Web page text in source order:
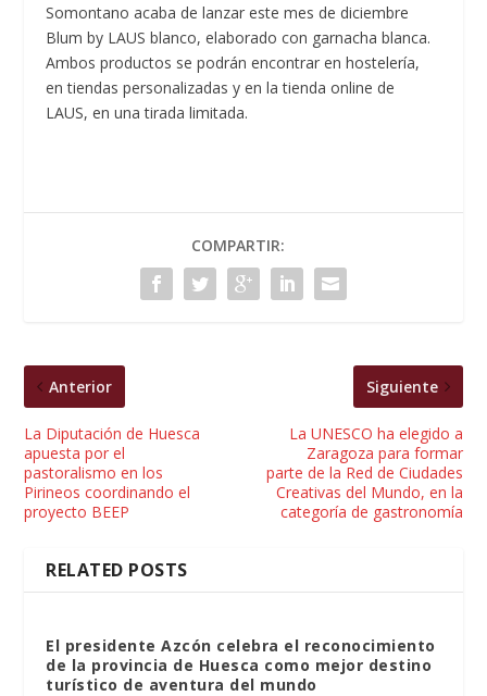
Somontano acaba de lanzar este mes de diciembre
Blum by LAUS blanco, elaborado con garnacha blanca.
Ambos productos se podrán encontrar en hostelería,
en tiendas personalizadas y en la tienda online de
LAUS, en una tirada limitada.
COMPARTIR:
Anterior
La Diputación de Huesca
apuesta por el
pastoralismo en los
Pirineos coordinando el
proyecto BEEP
Siguiente
La UNESCO ha elegido a
Zaragoza para formar
parte de la Red de Ciudades
Creativas del Mundo, en la
categoría de gastronomía
RELATED POSTS
El presidente Azcón celebra el reconocimiento
de la provincia de Huesca como mejor destino
turístico de aventura del mundo